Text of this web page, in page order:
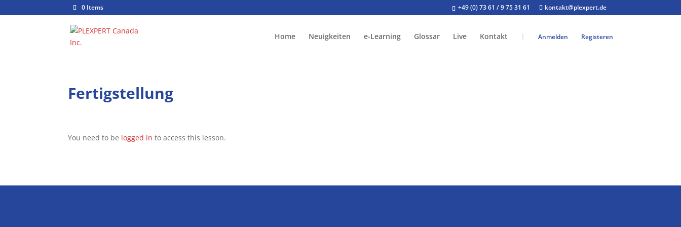
+49 (0) 73 61 / 9 75 31 61 kontakt@plexpert.de
0 Items
Home Neuigkeiten e-Learning Glossar Live Kontakt | Anmelden Registeren
Fertigstellung
You need to be logged in to access this lesson.